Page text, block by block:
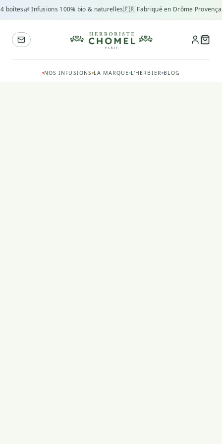
boîtes🌿 Infusions 100% bio & naturelles🇫🇷 Fabriqué en Drôme
NOS INFUSIONS LA MARQUE L'HERBIER BLOG